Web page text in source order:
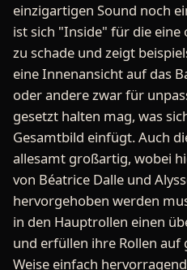
einzigartigen Sound noch
ist sich "Inside" für die eine
zu schade und zeigt
eine Innenansicht auf das
oder andere zwar für
gesetzt halten mag, was
Gesamtbild einfügt. Auch
allesamt großartig, wobei
von Béatrice Dalle und
hervorgehoben werden
in den Hauptrollen einen
und erfüllen ihre Rollen auf
Weise einfach